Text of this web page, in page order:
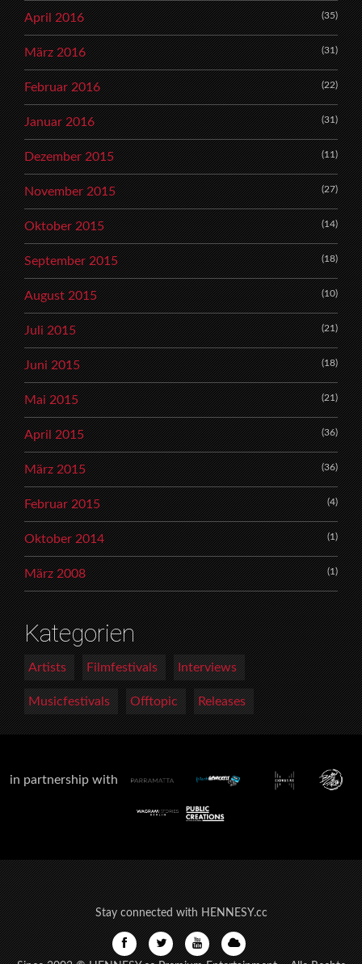
April 2016 (35)
März 2016 (31)
Februar 2016 (22)
Januar 2016 (31)
Dezember 2015 (11)
November 2015 (27)
Oktober 2015 (14)
September 2015 (18)
August 2015 (10)
Juli 2015 (21)
Juni 2015 (18)
Mai 2015 (21)
April 2015 (36)
März 2015 (36)
Februar 2015 (4)
Oktober 2014 (1)
März 2008 (1)
Kategorien
Artists Filmfestivals Interviews
Musicfestivals Offtopic Releases
in partnership with
Stay connected with HENNESY.cc